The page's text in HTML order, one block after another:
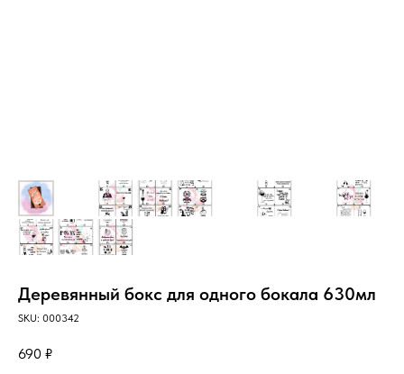
Деревянный бокс для одного бокала 630мл
SKU: 000342
690 ₽